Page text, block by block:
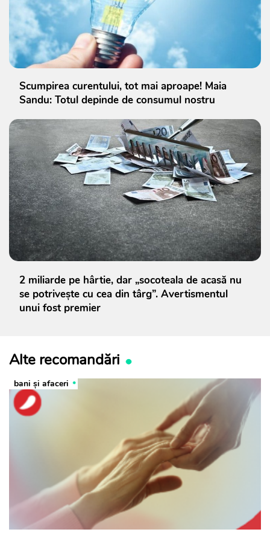
Scumpirea curentului, tot mai aproape! Maia
Sandu: Totul depinde de consumul nostru
2 miliarde pe hârtie, dar „socoteala de acasă nu
se potrivește cu cea din târg”. Avertismentul
unui fost premier
Alte recomandări
bani și afaceri